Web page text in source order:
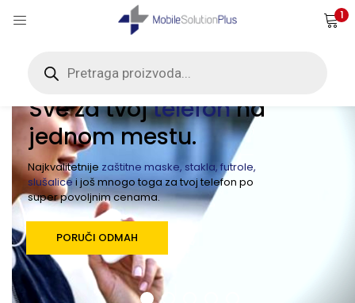
1
search
Sve za tvojtelefonna
jednom mestu.
Mobile Solution Plus
Najkvalitetnije zaštitne maske, stakla, futrole,
slušalicei još mnogo toga za tvoj telefon po
super povoljnim cenama.
PORUČI ODMAH